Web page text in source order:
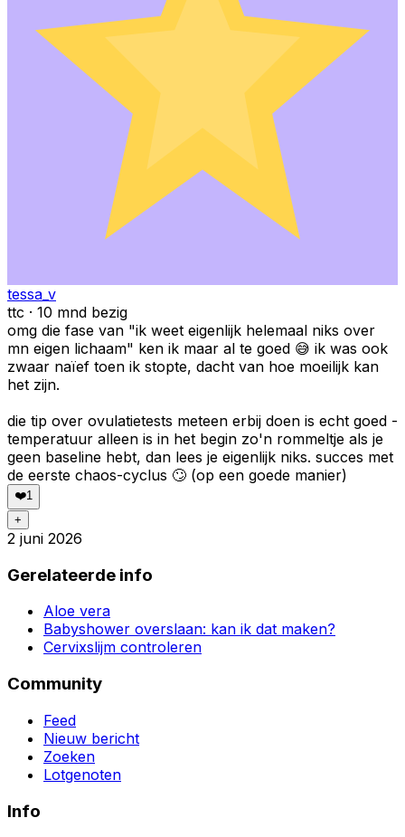
tessa_v
ttc · 10 mnd bezig
omg die fase van "ik weet eigenlijk helemaal niks over
mn eigen lichaam" ken ik maar al te goed 😅 ik was ook
zwaar naïef toen ik stopte, dacht van hoe moeilijk kan
het zijn.
die tip over ovulatietests meteen erbij doen is echt goed -
temperatuur alleen is in het begin zo'n rommeltje als je
geen baseline hebt, dan lees je eigenlijk niks. succes met
de eerste chaos-cyclus 🙄 (op een goede manier)
❤️1
+
2 juni 2026
Gerelateerde info
Aloe vera
Babyshower overslaan: kan ik dat maken?
Cervixslijm controleren
Community
Feed
Nieuw bericht
Zoeken
Lotgenoten
Info